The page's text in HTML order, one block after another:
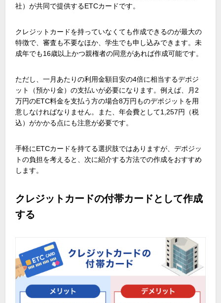
社）が共同で提供するETCカードです。
クレジットカードを持っていなくても作成できるのが最大の
特徴で、審査も不要なほか、学生でも申し込みできます。未
成年でも16歳以上かつ親権者の同意があれば作成可能です。
ただし、一月あたりの利用金額目安の4倍に相当するデポジ
ット（預かり金）の支払いが必要になります。例えば、月2
万円のETC料金を支払う方の場合8万円ものデポジットを用
意しなければなりません。また、年会費として1,257円（税
込）がかかる点にも注意が必要です。
手軽にETCカードを持てる選択肢ではありますが、デポジッ
トの負担を考えると、次に紹介する方法での作成をおすすめ
します。
クレジットカードの付帯カードとして作成
する